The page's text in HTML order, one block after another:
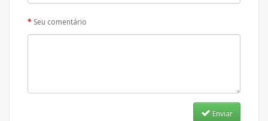
Seu comentário
Enviar